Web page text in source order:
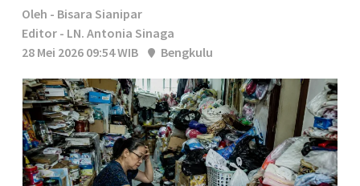
Oleh - Bisara Sianipar
Editor - LN. Antonia Sinaga
28 Mei 2026 09:54 WIB
Bengkulu